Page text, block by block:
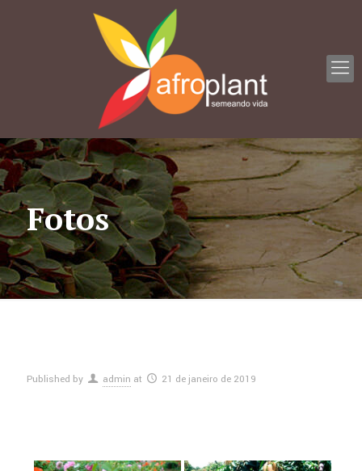
Fotos
Published by admin at 21 de janeiro de 2019